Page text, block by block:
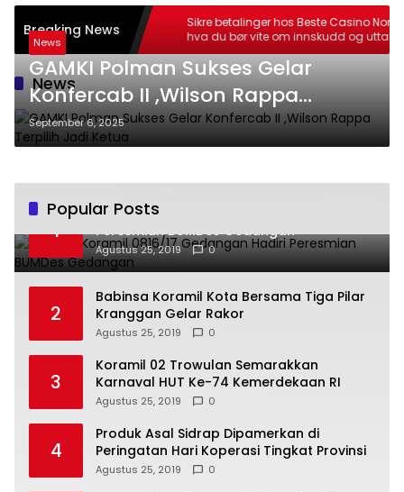
Breaking News
Casino Norge:
og uttak
Sikre betalinger hos Beste Casino Norge:
hva du bør vite om innskudd og uttak
News
News
GAMKI Polman Sukses Gelar
Konfercab II ,Wilson Rappa
Terpilih Jadi Ketua
September 6, 2025
Popular Posts
1
Babinsa Koramil 0816/17 Gedangan Hadiri
Peresmian BUMDes Gedangan
Agustus 25, 2019 0
2
Babinsa Koramil Kota Bersama Tiga Pilar
Kranggan Gelar Rakor
Agustus 25, 2019 0
3
Koramil 02 Trowulan Semarakkan
Karnaval HUT Ke-74 Kemerdekaan RI
Agustus 25, 2019 0
4
Produk Asal Sidrap Dipamerkan di
Peringatan Hari Koperasi Tingkat Provinsi
Agustus 25, 2019 0